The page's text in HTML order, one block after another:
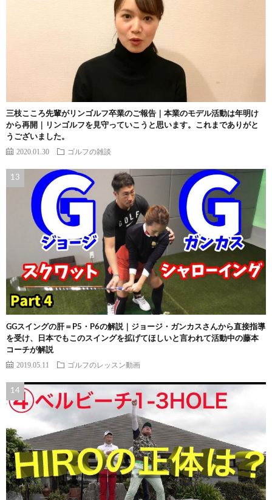
三枝こころ先輩がリンゴルフ卒業のご報告｜本業のモデル活動は年明け
から再開｜リンゴルフを見守っていこうと思います。これまでありがと
うございました。
2020.01.30 ゴルフの雑談
GGスイングの肝＝P5・P6の解説｜ジョージ・ガンカスさんから直接指導
を受け、日本でもこのスイングを拡げてほしいと言われて活動中の藤本
コーチが解説
2019.05.11 ゴルフのレッスン動画